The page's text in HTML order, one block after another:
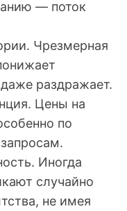
— поток
Чрезмерная
раздражает.
Цены на
по
Иногда
случайно
не имея